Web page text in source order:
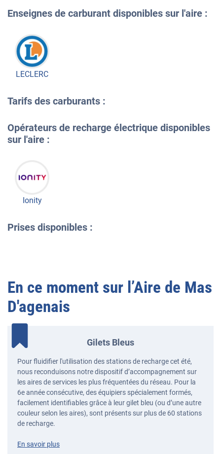
Enseignes de carburant disponibles sur l'aire :
LECLERC
Tarifs des carburants :
Opérateurs de recharge électrique disponibles
sur l'aire :
Ionity
Prises disponibles :
En ce moment sur l’Aire de Mas
D'agenais
Gilets Bleus
Pour fluidifier l'utilisation des stations de recharge cet été,
nous reconduisons notre dispositif d’accompagnement sur
les aires de services les plus fréquentées du réseau. Pour la
6e année consécutive, des équipiers spécialement formés,
facilement identifiables grâce à leur gilet bleu (ou d’une autre
couleur selon les aires), sont présents sur plus de 60 stations
de recharge.
En savoir plus